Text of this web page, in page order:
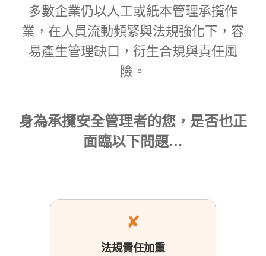
多數企業仍以人工或紙本管理承攬作
業，在人員流動頻繁與法規強化下，容
易產生管理缺口，衍生合規與責任風
險。
身為承攬安全管理者的您，是否也正
面臨以下問題…
✘
法規責任加重